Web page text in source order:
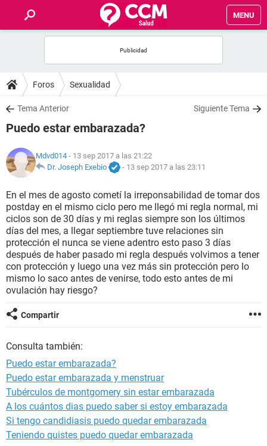
MENU
FOROS
SALUD
NUTRICIÓN
BIENESTAR
SEXUALIDAD
GLOSARIO
Foros Sexualidad
Tema Anterior Siguiente Tema
Puedo estar embarazada?
Mdvd014 - 13 sep 2017 a las 21:22
Dr. Joseph Exebio
- 13 sep 2017 a las 23:11
En el mes de agosto cometí la irreponsabilidad de tomar dos
postday en el mismo ciclo pero me llegó mi regla normal, mi
ciclos son de 30 días y mi reglas siempre son los últimos
días del mes, a llegar septiembre tuve relaciones sin
protección el nunca se viene adentro esto paso 3 días
después de haber pasado mi regla después volvimos a tener
con protección y luego una vez más sin protección pero lo
mismo lo saco antes de venirse, todo esto antes de mi
ovulación hay riesgo?
Compartir
Consulta también:
Puedo estar embarazada?
Puedo estar embarazada y menstruar
Tubérculos de montgomery sin estar embarazada
A los cuántos dias puedo saber si estoy embarazada
Si tengo candidiasis puedo quedar embarazada
Teniendo quistes puedo quedar embarazada